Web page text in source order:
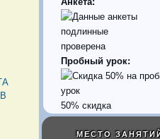
проверена
Пробный урок:
50% скидка
МЕСТО